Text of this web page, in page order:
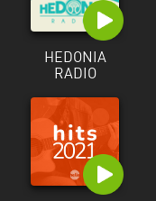
HEDONIA
RADIO